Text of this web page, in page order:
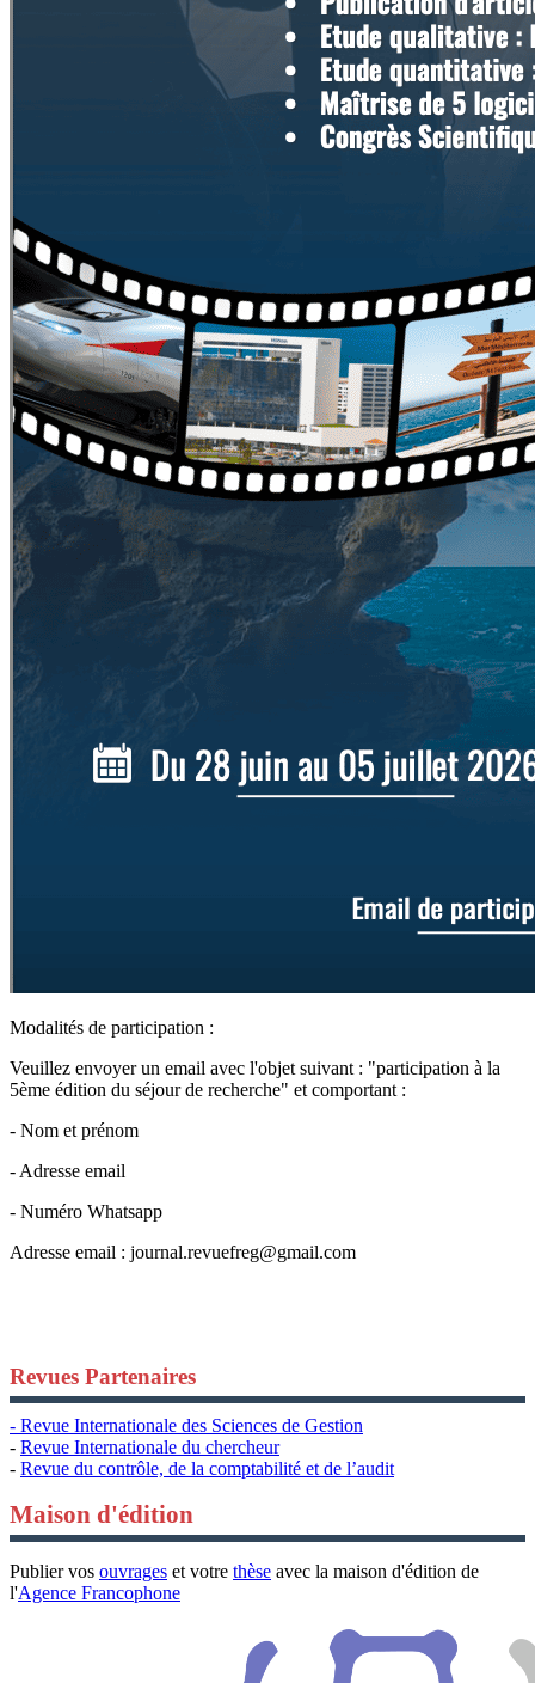
Modalités de participation :
Veuillez envoyer un email avec l'objet suivant : "participation à la
5ème édition du séjour de recherche" et comportant :
- Nom et prénom
- Adresse email
- Numéro Whatsapp
Adresse email : journal.revuefreg@gmail.com
Revues Partenaires
- Revue Internationale des Sciences de Gestion
- Revue Internationale du chercheur
- Revue du contrôle, de la comptabilité et de l’audit
Maison d'édition
Publier vos ouvrages et votre thèse avec la maison d'édition de
l'Agence Francophone